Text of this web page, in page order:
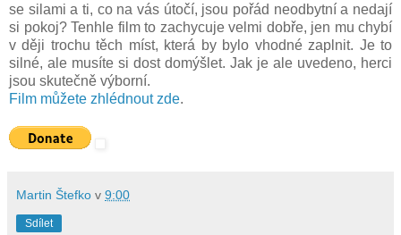
se silami a ti, co na vás útočí, jsou pořád neodbytní a nedají
si pokoj? Tenhle film to zachycuje velmi dobře, jen mu chybí
v ději trochu těch míst, která by bylo vhodné zaplnit. Je to
silné, ale musíte si dost domýšlet. Jak je ale uvedeno, herci
jsou skutečně výborní.
Film můžete zhlédnout zde.
Martin Štefko v 9:00
Sdílet